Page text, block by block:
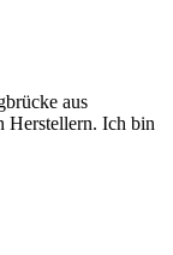
aus
Herstellern. Ich bin